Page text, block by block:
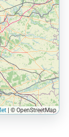
© OpenStreetMap